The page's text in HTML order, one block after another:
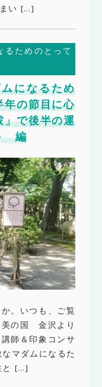
い […]
るためのとって
になるため
の節目に心
」で後半の運
編
。いつも、ご覧
美の国 金沢より
師＆印象コンサ
マダムになるた
と […]